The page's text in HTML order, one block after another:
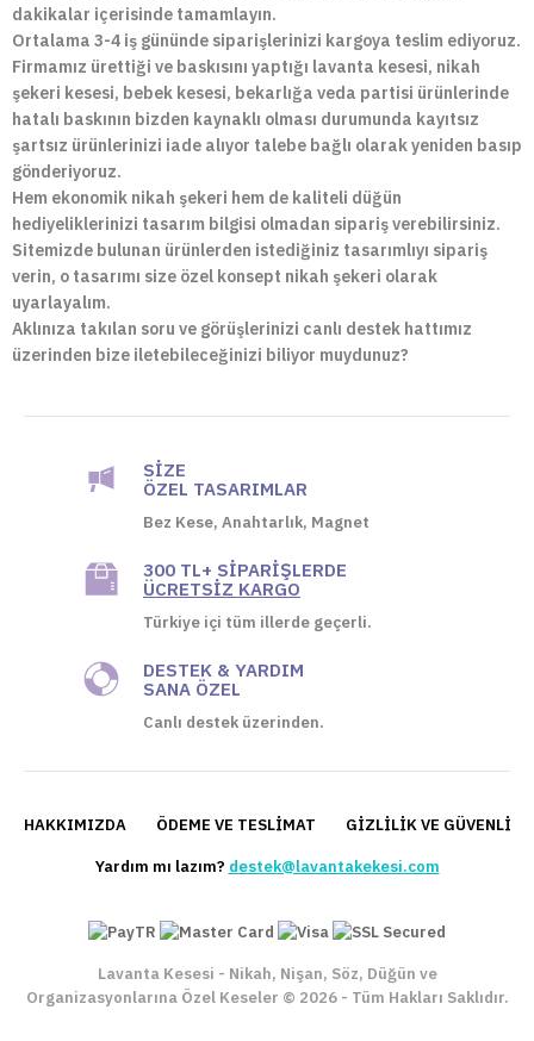
dakikalar içerisinde tamamlayın.
Ortalama 3-4 iş gününde siparişlerinizi kargoya teslim ediyoruz.
Firmamız ürettiği ve baskısını yaptığı lavanta kesesi, nikah
şekeri kesesi, bebek kesesi, bekarlığa veda partisi ürünlerinde
hatalı baskının bizden kaynaklı olması durumunda kayıtsız
şartsız ürünlerinizi iade alıyor talebe bağlı olarak yeniden basıp
gönderiyoruz.
Hem ekonomik nikah şekeri hem de kaliteli düğün
hediyeliklerinizi tasarım bilgisi olmadan sipariş verebilirsiniz.
Sitemizde bulunan ürünlerden istediğiniz tasarımlıyı sipariş
verin, o tasarımı size özel konsept nikah şekeri olarak
uyarlayalım.
Aklınıza takılan soru ve görüşlerinizi canlı destek hattımız
üzerinden bize iletebileceğinizi biliyor muydunuz?
SIZE
ÖZEL TASARIMLAR
Bez Kese, Anahtarlık, Magnet
300 TL+ SIPARIŞLERDE
ÜCRETSIZ KARGO
Türkiye içi tüm illerde geçerli.
DESTEK & YARDIM
SANA ÖZEL
Canlı destek üzerinden.
HAKKIMIZDA ÖDEME VE TESLIMAT GIZLILIK VE GÜVENLIK
Yardım mı lazım? destek@lavantakekesi.com
Lavanta Kesesi - Nikah, Nişan, Söz, Düğün ve
Organizasyonlarına Özel Keseler © 2026 - Tüm Hakları Saklıdır.